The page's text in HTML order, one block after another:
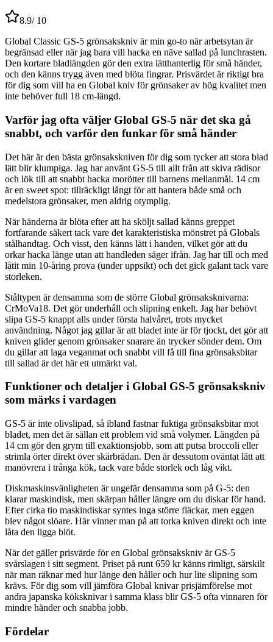
8.9/ 10
Global Classic GS-5 grönsakskniv är min go-to när arbetsytan är
begränsad eller när jag bara vill hacka en näve sallad på lunchrasten.
Den kortare bladlängden gör den extra lätthanterlig för små händer,
och den känns trygg även med blöta fingrar. Prisvärdet är riktigt bra
för dig som vill ha en Global kniv för grönsaker av hög kvalitet men
inte behöver full 18 cm-längd.
Varför jag ofta väljer Global GS-5 när det ska gå
snabbt, och varför den funkar för små händer
Det här är den bästa grönsakskniven för dig som tycker att stora blad
lätt blir klumpiga. Jag har använt GS-5 till allt från att skiva rädisor
och lök till att snabbt hacka morötter till barnens mellanmål. 14 cm
är en sweet spot: tillräckligt långt för att hantera både små och
medelstora grönsaker, men aldrig otymplig.
När händerna är blöta efter att ha sköljt sallad känns greppet
fortfarande säkert tack vare det karakteristiska mönstret på Globals
stålhandtag. Och visst, den känns lätt i handen, vilket gör att du
orkar hacka länge utan att handleden säger ifrån. Jag har till och med
låtit min 10-åring prova (under uppsikt) och det gick galant tack vare
storleken.
Ståltypen är densamma som de större Global grönsaksknivarna:
CrMoVa18. Det gör underhåll och slipning enkelt. Jag har behövt
slipa GS-5 knappt alls under första halvåret, trots mycket
användning. Något jag gillar är att bladet inte är för tjockt, det gör att
kniven glider genom grönsaker snarare än trycker sönder dem. Om
du gillar att laga veganmat och snabbt vill få till fina grönsaksbitar
till sallad är det här ett utmärkt val.
Funktioner och detaljer i Global GS-5 grönsakskniv
som märks i vardagen
GS-5 är inte olivslipad, så ibland fastnar fuktiga grönsaksbitar mot
bladet, men det är sällan ett problem vid små volymer. Längden på
14 cm gör den grym till exaktionsjobb, som att putsa broccoli eller
strimla örter direkt över skärbrädan. Den är dessutom oväntat lätt att
manövrera i trånga kök, tack vare både storlek och låg vikt.
Diskmaskinsvänligheten är ungefär densamma som på G-5: den
klarar maskindisk, men skärpan håller längre om du diskar för hand.
Efter cirka tio maskindiskar syntes inga större fläckar, men eggen
blev något slöare. Här vinner man på att torka kniven direkt och inte
låta den ligga blöt.
När det gäller prisvärde för en Global grönsakskniv är GS-5
svårslagen i sitt segment. Priset på runt 659 kr känns rimligt, särskilt
när man räknar med hur länge den håller och hur lite slipning som
krävs. För dig som vill jämföra Global knivar prisjämförelse mot
andra japanska köksknivar i samma klass blir GS-5 ofta vinnaren för
mindre händer och snabba jobb.
Fördelar